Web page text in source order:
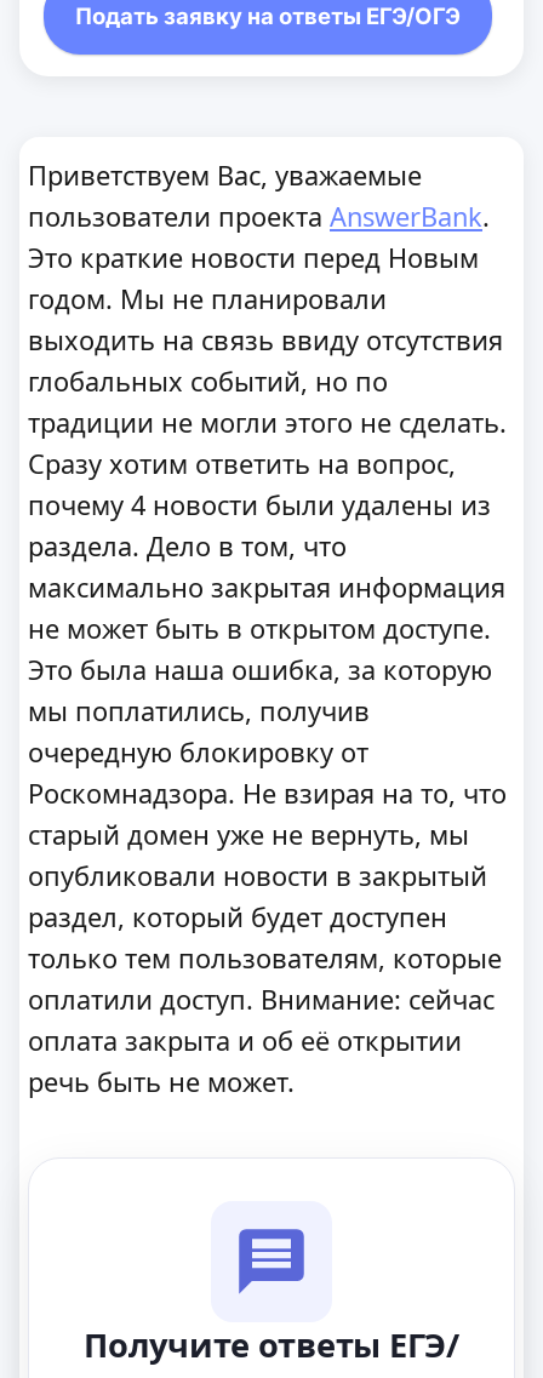
Подать заявку на ответы ЕГЭ/ОГЭ
Приветствуем Вас, уважаемые
пользователи проекта AnswerBank.
Это краткие новости перед Новым
годом. Мы не планировали
выходить на связь ввиду отсутствия
глобальных событий, но по
традиции не могли этого не сделать.
Сразу хотим ответить на вопрос,
почему 4 новости были удалены из
раздела. Дело в том, что
максимально закрытая информация
не может быть в открытом доступе.
Это была наша ошибка, за которую
мы поплатились, получив
очередную блокировку от
Роскомнадзора. Не взирая на то, что
старый домен уже не вернуть, мы
опубликовали новости в закрытый
раздел, который будет доступен
только тем пользователям, которые
оплатили доступ. Внимание: сейчас
оплата закрыта и об её открытии
речь быть не может.
Получите ответы ЕГЭ/